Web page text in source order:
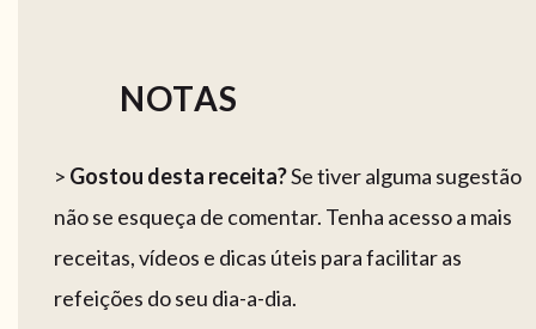
NOTAS
> Gostou desta receita?Se tiver alguma sugestão
não se esqueça de comentar. Tenha acesso a mais
receitas, vídeos e dicas úteis para facilitar as
refeições do seu dia-a-dia.